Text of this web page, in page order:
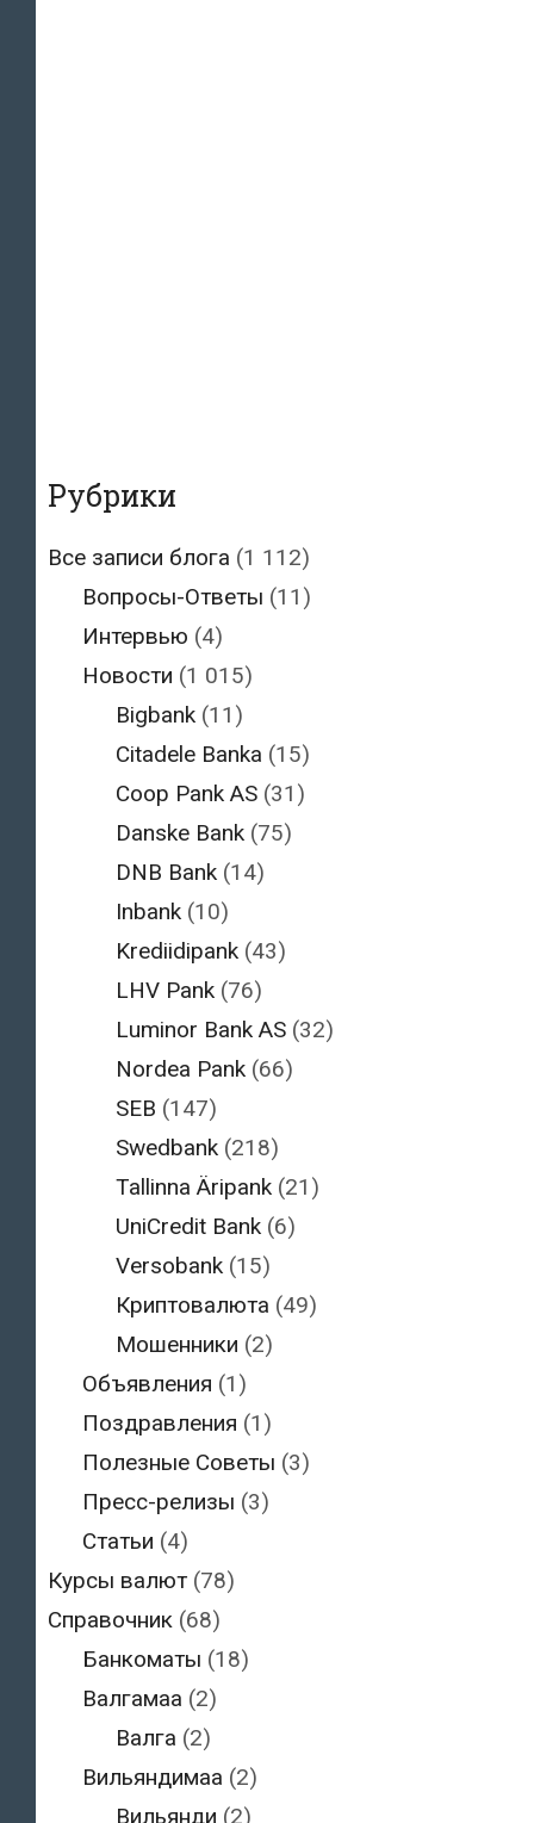
Рубрики
Все записи блога (1 112)
Вопросы-Ответы (11)
Интервью (4)
Новости (1 015)
Bigbank (11)
Citadele Banka (15)
Coop Pank AS (31)
Danske Bank (75)
DNB Bank (14)
Inbank (10)
Krediidipank (43)
LHV Pank (76)
Luminor Bank AS (32)
Nordea Pank (66)
SEB (147)
Swedbank (218)
Tallinna Äripank (21)
UniCredit Bank (6)
Versobank (15)
Криптовалюта (49)
Мошенники (2)
Объявления (1)
Поздравления (1)
Полезные Советы (3)
Пресс-релизы (3)
Статьи (4)
Курсы валют (78)
Справочник (68)
Банкоматы (18)
Валгамаа (2)
Валга (2)
Вильяндимаа (2)
Вильянди (2)